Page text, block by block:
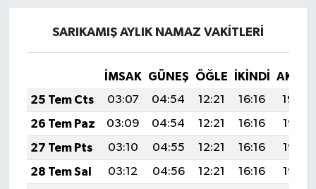
SARIKAMIŞ AYLIK NAMAZ VAKITLERI
İMSAK GÜNEŞ ÖĞLE İKINDI
25 Tem Cts
03:07 04:54 12:21 16:16
19:39
26 Tem Paz
03:09 04:54 12:21 16:16
19:38
27 Tem Pts
03:10 04:55 12:21 16:16
19:37
28 Tem Sal
03:12 04:56 12:21 16:16
19:36